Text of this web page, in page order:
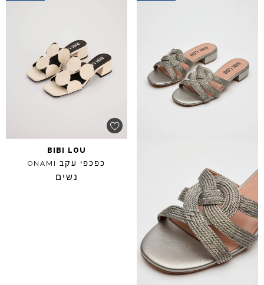
BIBI LOU
כפכפי עקב ONAMI
נשים